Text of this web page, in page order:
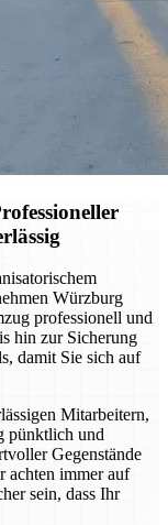
Würzburg
professionell und
hin zur Sicherung
damit Sie sich auf
Mitarbeitern,
pünktlich und
Gegenstände
achten immer auf
sein, dass Ihr